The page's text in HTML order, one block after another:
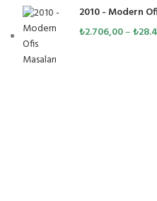
2010 - Modern
₺2.706,00–₺